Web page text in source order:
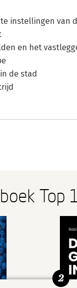
instellingen van
en het
de stad
Top
2